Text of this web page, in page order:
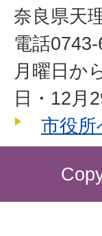
奈良県天
電話0743-
月曜日か
日・12月
市役所